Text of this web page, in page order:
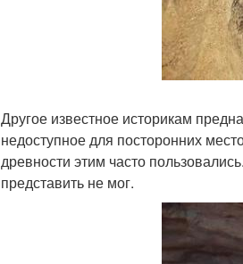
Другое известное историкам
недоступное для посторонних
древности этим часто
представить не мог.